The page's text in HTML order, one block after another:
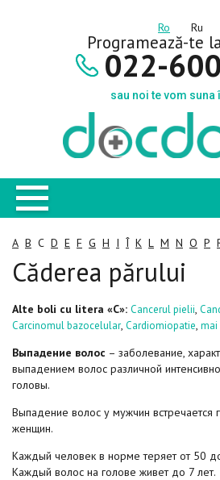
Ro Ru
Programează-te
022-
sau noi te vom suna
A B C D E F G H I Î K L M N O P
Căderea părului
Alte boli cu litera «C»: Cancerul pielii,
Carcinomul bazocelular, Cardiomiopatie, mai
Выпадение волос – заболевание,
выпадением волос различной
головы.
Выпадение волос у мужчин встречается
женщин.
Каждый человек в норме теряет от 50
Каждый волос на голове живет до 7 лет.